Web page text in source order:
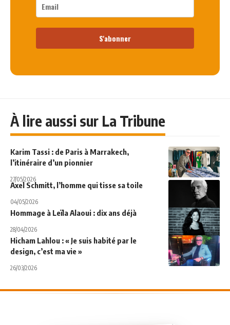
S'abonner
À lire aussi sur La Tribune
Karim Tassi : de Paris à Marrakech,
l’itinéraire d’un pionnier
27/05/2026
Axel Schmitt, l’homme qui tisse sa toile
04/05/2026
Hommage à Leïla Alaoui : dix ans déjà
28/04/2026
Hicham Lahlou : « Je suis habité par le
design, c’est ma vie »
26/03/2026